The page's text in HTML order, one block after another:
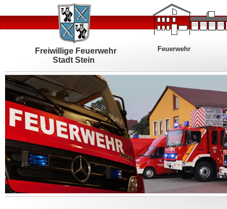
Freiwillige Feuerwehr
Stadt Stein
Feuerwehr